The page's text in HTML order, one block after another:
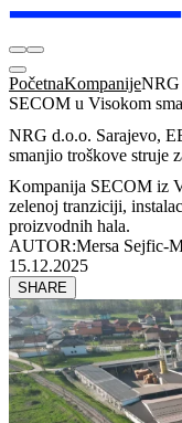
PočetnaKompanijeNRG
SECOM u Visokom
NRG d.o.o. Sarajevo,
smanjio troškove struje
Kompanija SECOM iz
zelenoj tranziciji,
proizvodnih hala.
AUTOR:Mersa Sejfic-
15.12.2025
SHARE